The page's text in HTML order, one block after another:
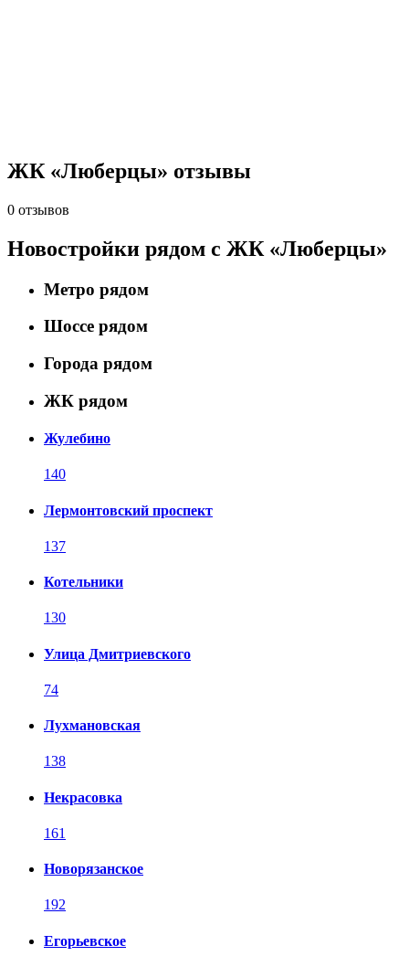
ЖК «Люберцы» отзывы
0 отзывов
Новостройки рядом с ЖК «Люберцы»
Метро рядом
Шоссе рядом
Города рядом
ЖК рядом
Жулебино
140
Лермонтовский проспект
137
Котельники
130
Улица Дмитриевского
74
Лухмановская
138
Некрасовка
161
Новорязанское
192
Егорьевское